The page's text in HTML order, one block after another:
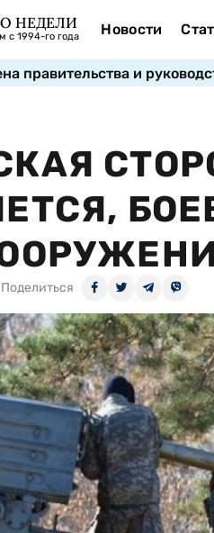
НЕДЕЛИ
с 1994-го года Новости
правительства и
Поделиться